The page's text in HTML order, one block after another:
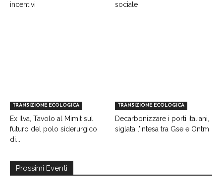
incentivi
sociale
TRANSIZIONE ECOLOGICA
Ex Ilva, Tavolo al Mimit sul
futuro del polo siderurgico
di...
TRANSIZIONE ECOLOGICA
Decarbonizzare i porti italiani,
siglata l’intesa tra Gse e Ontm
Prossimi Eventi